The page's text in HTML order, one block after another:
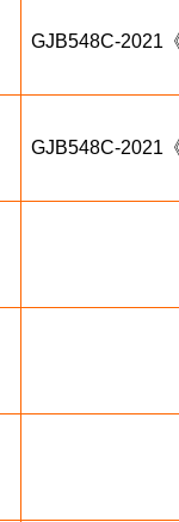
GJB548C-2021
GJB548C-2021